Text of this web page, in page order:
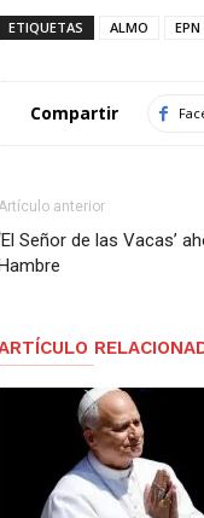
ETIQUETAS ALMO EPN
Compartir
Artículo anterior
Señor de las Vacas’